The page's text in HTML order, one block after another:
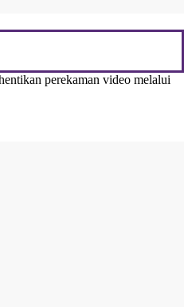
perekaman video melalui